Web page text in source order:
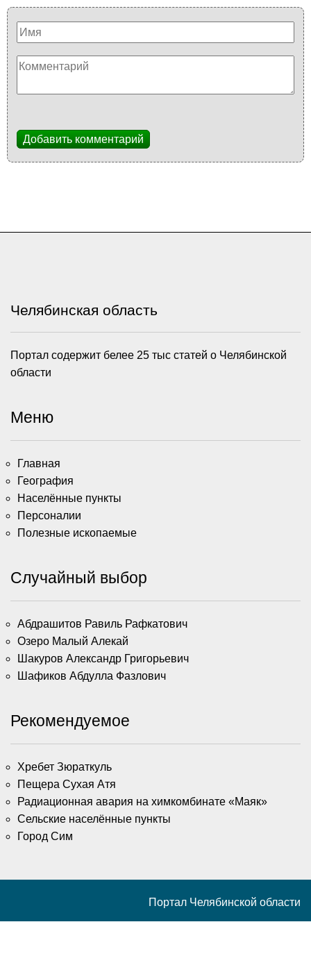
Добавить комментарий
Челябинская область
Портал содержит белее 25 тыс статей о Челябинской
области
Меню
Главная
География
Населённые пункты
Персоналии
Полезные ископаемые
Случайный выбор
Абдрашитов Равиль Рафкатович
Озеро Малый Алекай
Шакуров Александр Григорьевич
Шафиков Абдулла Фазлович
Рекомендуемое
Хребет Зюраткуль
Пещера Сухая Атя
Радиационная авария на химкомбинате «Маяк»
Сельские населённые пункты
Город Сим
Портал Челябинской области